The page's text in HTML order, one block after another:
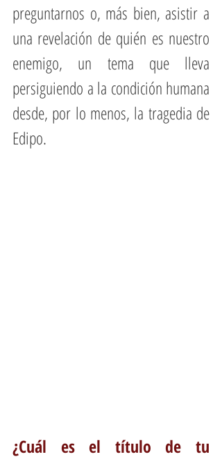
preguntarnos o, más bien, asistir a
una revelación de quién es nuestro
enemigo, un tema que lleva
persiguiendo a la condición humana
desde, por lo menos, la tragedia de
Edipo.
¿Cuál es el título de tu